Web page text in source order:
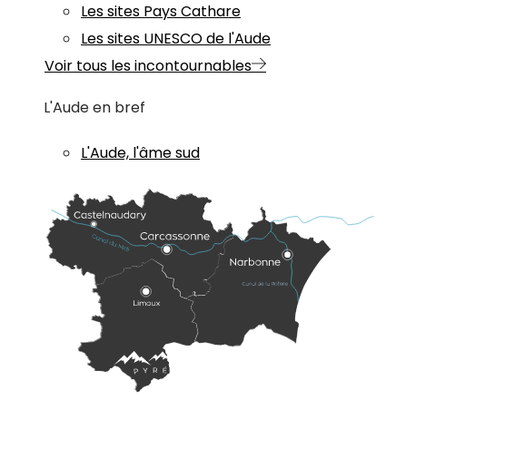
Les sites Pays Cathare
Les sites UNESCO de l'Aude
Voir tous les incontournables
L'Aude en bref
L'Aude, l'âme sud